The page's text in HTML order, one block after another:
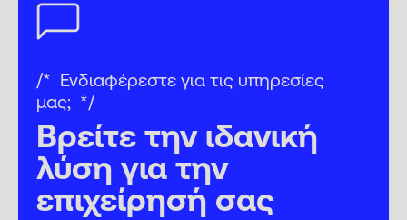
Ενδιαφέρεστε για τις υπηρεσίες
μας;
Βρείτε την ιδανική
λύση για την
επιχείρησή σας